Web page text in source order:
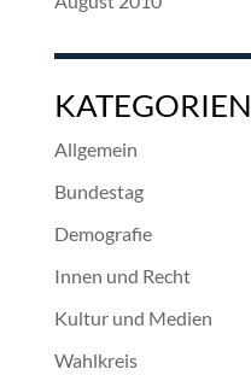
KATEGORIEN
Allgemein
Bundestag
Demografie
Innen und Recht
Kultur und Medien
Wahlkreis